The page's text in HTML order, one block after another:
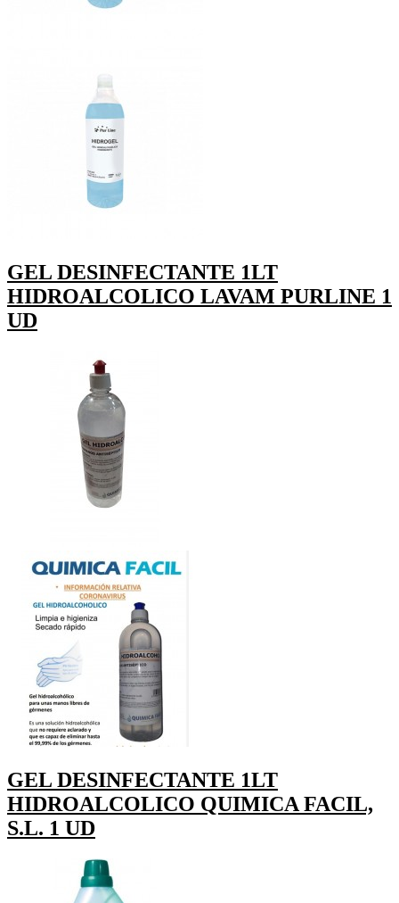
GEL DESINFECTANTE 1LT
HIDROALCOLICO LAVAM PURLINE 1
UD
GEL DESINFECTANTE 1LT
HIDROALCOLICO QUIMICA FACIL,
S.L. 1 UD